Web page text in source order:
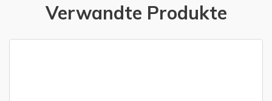
Verwandte Produkte